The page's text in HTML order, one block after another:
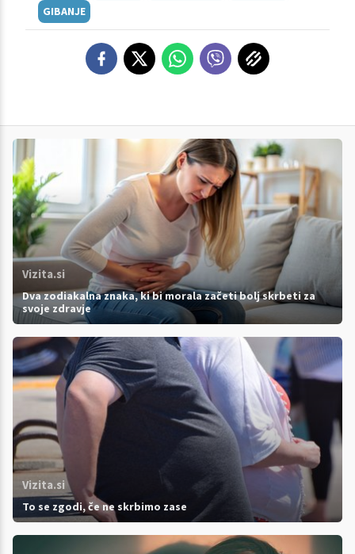
GIBANJE
Vizita.si
Dva zodiakalna znaka, ki bi morala začeti bolj skrbeti za
svoje zdravje
Vizita.si
To se zgodi, če ne skrbimo zase